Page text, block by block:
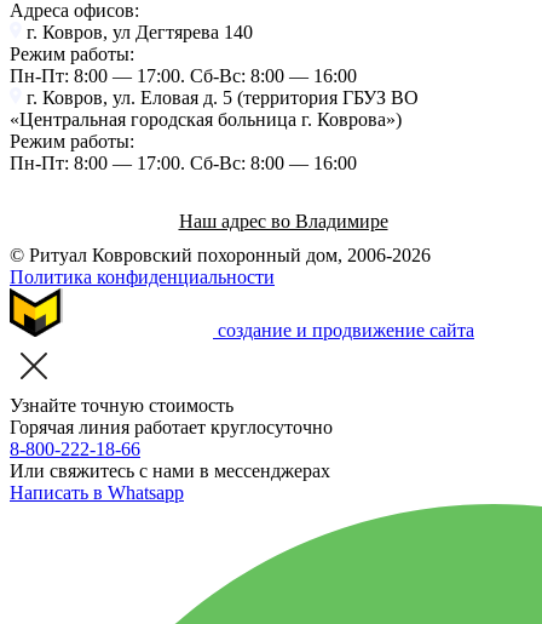
Адреса офисов:
г. Ковров, ул Дегтярева 140
Режим работы:
Пн-Пт: 8:00 — 17:00. Cб-Вс: 8:00 — 16:00
г. Ковров, ул. Еловая д. 5 (территория ГБУЗ ВО
«Центральная городская больница г. Коврова»)
Режим работы:
Пн-Пт: 8:00 — 17:00. Cб-Вс: 8:00 — 16:00
Наш адрес во Владимире
© Ритуал Ковровский похоронный дом, 2006-2026
Политика конфиденциальности
создание и продвижение сайта
Узнайте точную стоимость
Горячая линия работает круглосуточно
8-800-222-18-66
Или свяжитесь с нами в мессенджерах
Написать в Whatsapp